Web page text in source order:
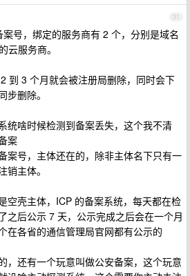
31
号，绑定的服务商有 2 个，分别是域名
云服务商。
到 3 个月就会被注册局删除，同时会下
步删除。
统啥时候检测到备案丢失，这个我不清
案
案号，主体还在的，除非主体名下只有一
销主体。
空壳主体，ICP 的备案系统，每天都在检
之后公示 7 天，公示完成之后会在一个月
在各省的通信管理局官网都有公示的
，还有一个玩意叫做公安备案，这个玩意